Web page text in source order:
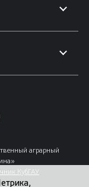
аграрный
КубГАУ